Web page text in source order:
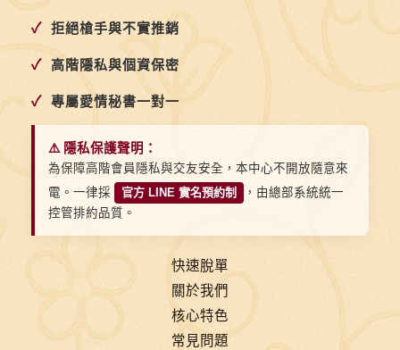
✓ 拒絕槍手與不實推銷
✓ 高階隱私與個資保密
✓ 專屬愛情秘書一對一
⚠️ 隱私保護聲明：
為保障高階會員隱私與交友安全，本中心不開放隨意來
電。一律採
官方 LINE 實名預約制
，由總部系統統一
控管排約品質。
快速脫單
關於我們
核心特色
常見問題